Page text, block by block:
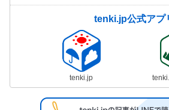
tenki.jp公式アプ
tenki.jp